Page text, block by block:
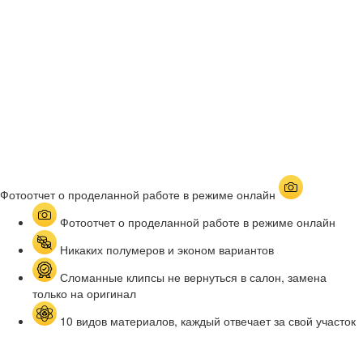
Фотоотчет о проделанной работе в режиме онлайн
Фотоотчет о проделанной работе в режиме онлайн
Никаких полумеров и эконом вариантов
Сломанные клипсы не вернуться в салон, замена
только на оригинал
10 видов материалов, каждый отвечает за свой участок